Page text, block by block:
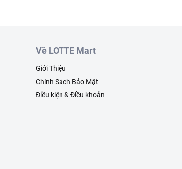
Về LOTTE Mart
Giới Thiệu
Chính Sách Bảo Mật
Điều kiện & Điều khoản